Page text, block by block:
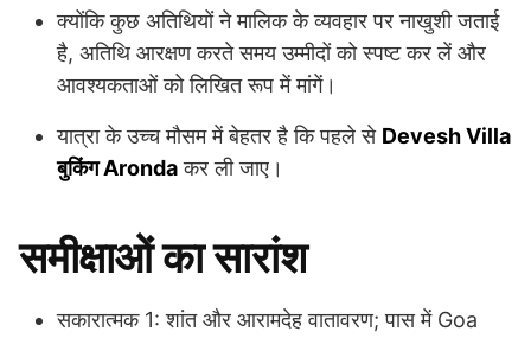
क्योंकि कुछ अतिथियों ने मालिक के व्यवहार पर नाखुशी जताई
है, अतिथि आरक्षण करते समय उम्मीदों को स्पष्ट कर लें और
आवश्यकताओं को लिखित रूप में मांगें।
यात्रा के उच्च मौसम में बेहतर है कि पहले से Devesh Villa
बुकिंग Arondaकर ली जाए।
समीक्षाओं का सारांश
सकारात्मक 1: शांत और आरामदेह वातावरण; पास में Goa